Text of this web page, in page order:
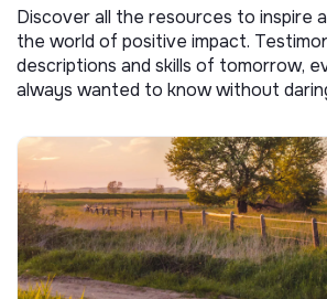
Discover all the resources to inspire
the world of positive impact.
descriptions and skills of tomorrow,
always wanted to know without